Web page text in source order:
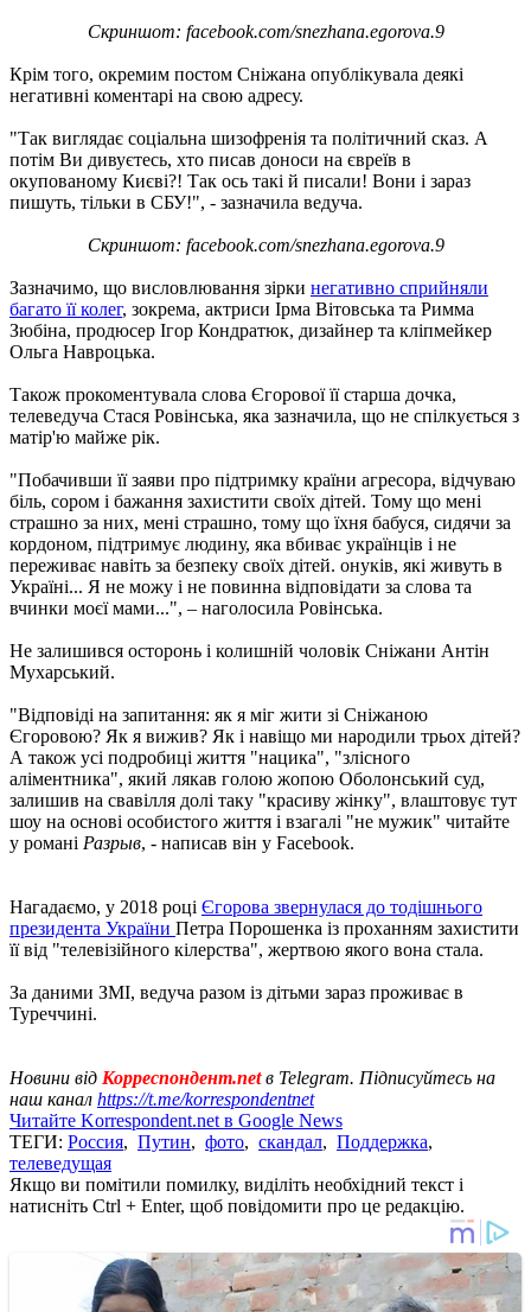
Скриншот: facebook.com/snezhana.egorova.9
Крім того, окремим постом Сніжана опублікувала деякі
негативні коментарі на свою адресу.
"Так виглядає соціальна шизофренія та політичний сказ. А
потім Ви дивуєтесь, хто писав доноси на євреїв в
окупованому Києві?! Так ось такі й писали! Вони і зараз
пишуть, тільки в СБУ!", - зазначила ведуча.
Скриншот: facebook.com/snezhana.egorova.9
Зазначимо, що висловлювання зірки негативно сприйняли
багато її колег, зокрема, актриси Ірма Вітовська та Римма
Зюбіна, продюсер Ігор Кондратюк, дизайнер та кліпмейкер
Ольга Навроцька.
Також прокоментувала слова Єгорової її старша дочка,
телеведуча Стася Ровінська, яка зазначила, що не спілкується з
матір'ю майже рік.
"Побачивши її заяви про підтримку країни агресора, відчуваю
біль, сором і бажання захистити своїх дітей. Тому що мені
страшно за них, мені страшно, тому що їхня бабуся, сидячи за
кордоном, підтримує людину, яка вбиває українців і не
переживає навіть за безпеку своїх дітей. онуків, які живуть в
Україні... Я не можу і не повинна відповідати за слова та
вчинки моєї мами...", – наголосила Ровінська.
Не залишився осторонь і колишній чоловік Сніжани Антін
Мухарський.
"Відповіді на запитання: як я міг жити зі Сніжаною
Єгоровою? Як я вижив? Як і навіщо ми народили трьох дітей?
А також усі подробиці життя "нацика", "злісного
аліментника", який лякав голою жопою Оболонський суд,
залишив на свавілля долі таку "красиву жінку", влаштовує тут
шоу на основі особистого життя і взагалі "не мужик" читайте
у романі Разрыв, - написав він у Facebook.
Нагадаємо, у 2018 році Єгорова звернулася до тодішнього
президента України Петра Порошенка із проханням захистити
її від "телевізійного кілерства", жертвою якого вона стала.
За даними ЗМІ, ведуча разом із дітьми зараз проживає в
Туреччині.
Новини від Корреспондент.netв Telegram. Підписуйтесь на
наш канал https://t.me/korrespondentnet
Читайте Korrespondent.net в Google News
ТЕГИ: Россия, Путин, фото, скандал, Поддержка,
телеведущая
Якщо ви помітили помилку, виділіть необхідний текст і
натисніть Ctrl + Enter, щоб повідомити про це редакцію.